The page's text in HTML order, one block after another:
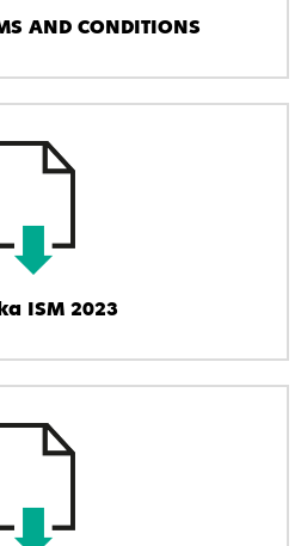
AND CONDITIONS
ISM 2023